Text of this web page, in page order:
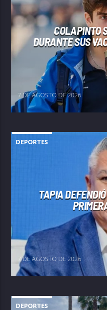
COLAPINTO
DURANTE SUS
7 DE AGOSTO DE 2026
DEPORTES
TAPIA
7 DE AGOSTO DE 2026
DEPORTES